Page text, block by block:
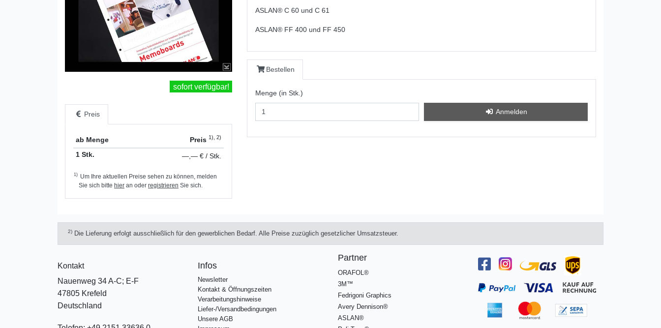
sofort verfügbar!
Preis
ab Menge Preis1), 2)
1 Stk. —,— € / Stk.
1) Um Ihre aktuellen Preise sehen zu können, melden
Sie sich bitte hier an oder registrieren Sie sich.
ASLAN® C 60 und C 61
ASLAN® FF 400 und FF 450
Bestellen
Menge (in Stk.)
Anmelden
2) Die Lieferung erfolgt ausschließlich für den gewerblichen Bedarf. Alle Preise zuzüglich gesetzlicher Umsatzsteuer.
Kontakt
Nauenweg 34 A-C; E-F
47805 Krefeld
Deutschland
Infos
Newsletter
Kontakt & Öffnungszeiten
Verarbeitungshinweise
Liefer-/Versandbedingungen
Unsere AGB
Partner
ORAFOL®
3M™
Fedrigoni Graphics
Avery Dennison®
ASLAN®